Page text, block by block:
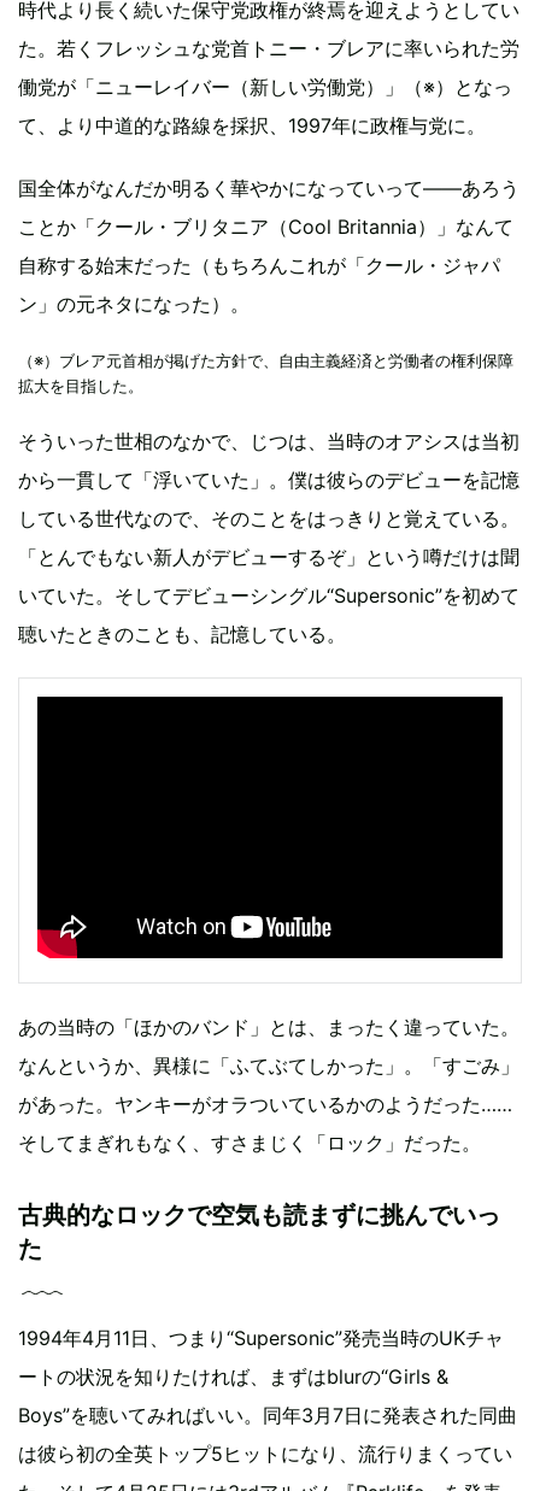
時代より長く続いた保守党政権が終焉を迎えようとしてい
た。若くフレッシュな党首トニー・ブレアに率いられた労
働党が「ニューレイバー（新しい労働党）」（※）となっ
て、より中道的な路線を採択、1997年に政権与党に。
国全体がなんだか明るく華やかになっていって――あろう
ことか「クール・ブリタニア（Cool Britannia）」なんて
自称する始末だった（もちろんこれが「クール・ジャパ
ン」の元ネタになった）。
（※）ブレア元首相が掲げた方針で、自由主義経済と労働者の権利保障
拡大を目指した。
そういった世相のなかで、じつは、当時のオアシスは当初
から一貫して「浮いていた」。僕は彼らのデビューを記憶
している世代なので、そのことをはっきりと覚えている。
「とんでもない新人がデビューするぞ」という噂だけは聞
いていた。そしてデビューシングル“Supersonic”を初めて
聴いたときのことも、記憶している。
あの当時の「ほかのバンド」とは、まったく違っていた。
なんというか、異様に「ふてぶてしかった」。「すごみ」
があった。ヤンキーがオラついているかのようだった……
そしてまぎれもなく、すさまじく「ロック」だった。
古典的なロックで空気も読まずに挑んでいっ
た
1994年4月11日、つまり“Supersonic”発売当時のUKチャ
ートの状況を知りたければ、まずはblurの“Girls &
Boys”を聴いてみればいい。同年3月7日に発表された同曲
は彼ら初の全英トップ5ヒットになり、流行りまくってい